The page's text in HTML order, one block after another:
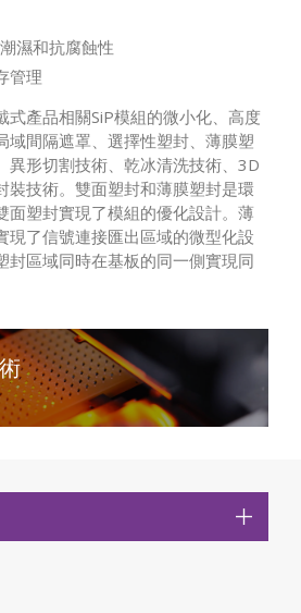
濕和抗腐蝕性
管理
式產品相關SiP模組的微小化、高度
域間隔遮罩、選擇性塑封、薄膜塑
異形切割技術、乾冰清洗技術、3D
裝技術。雙面塑封和薄膜塑封是環
面塑封實現了模組的優化設計。薄
現了信號連接匯出區域的微型化設
封區域同時在基板的同一側實現同